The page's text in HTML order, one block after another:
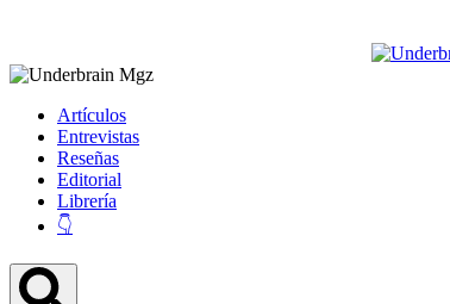
Artículos
Entrevistas
Reseñas
Editorial
Librería
👇